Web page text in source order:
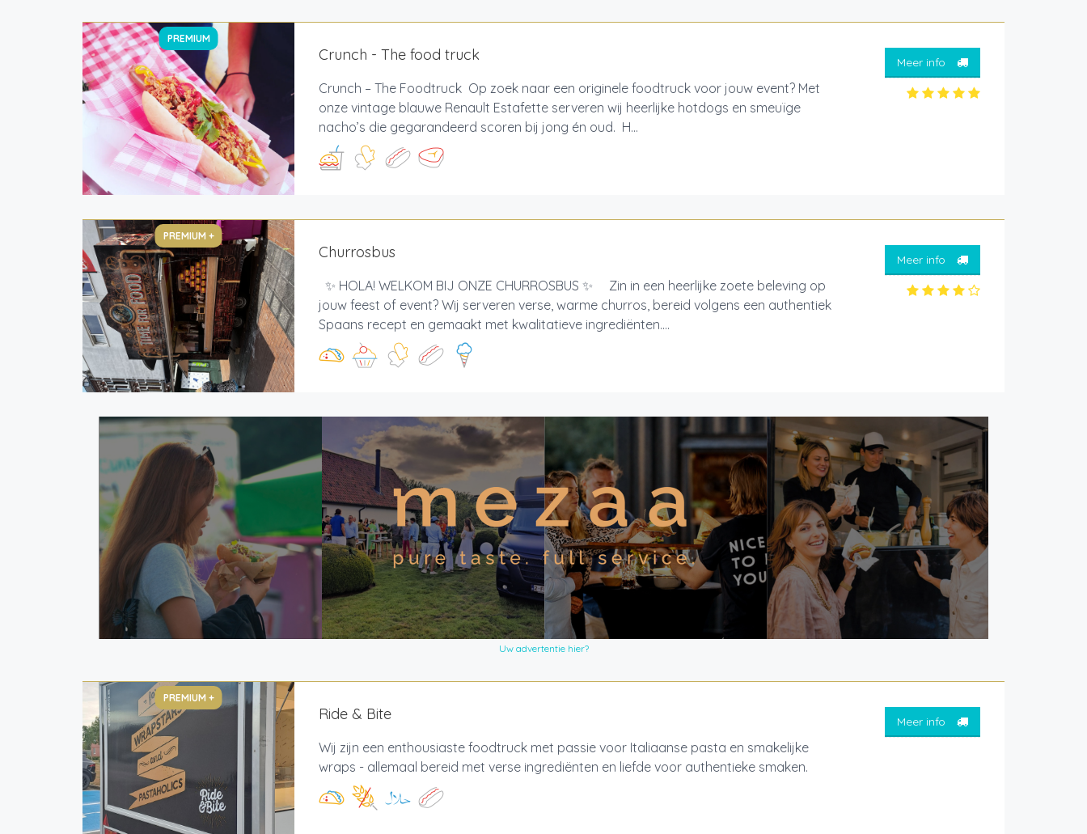
PREMIUM
Crunch - The food truck
Crunch – The Foodtruck Op zoek naar een originele foodtruck voor jouw event? Met
onze vintage blauwe Renault Estafette serveren wij heerlijke hotdogs en smeuïge
nacho’s die gegarandeerd scoren bij jong én oud. H...
Meer info
PREMIUM +
Churrosbus
✨ HOLA! WELKOM BIJ ONZE CHURROSBUS ✨ Zin in een heerlijke zoete beleving op
jouw feest of event? Wij serveren verse, warme churros, bereid volgens een authentiek
Spaans recept en gemaakt met kwalitatieve ingrediënten....
Meer info
Uw advertentie hier?
PREMIUM +
Ride & Bite
Wij zijn een enthousiaste foodtruck met passie voor Italiaanse pasta en smakelijke
wraps - allemaal bereid met verse ingrediënten en liefde voor authentieke smaken.
Meer info